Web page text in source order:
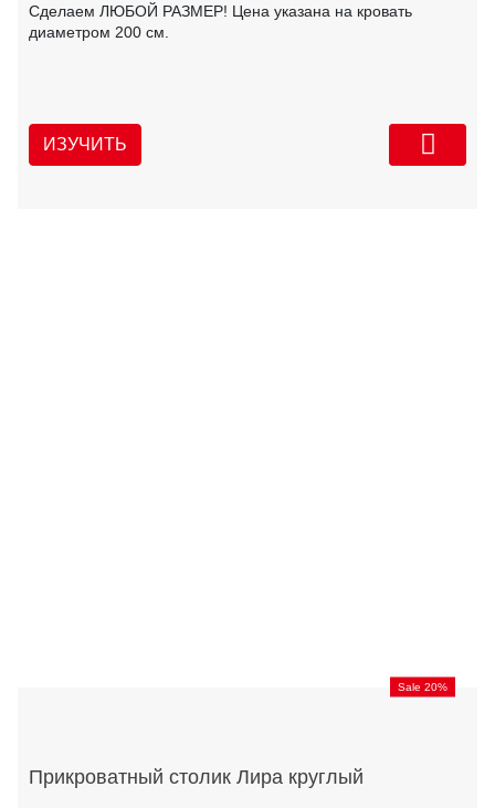
Сделаем ЛЮБОЙ РАЗМЕР! Цена указана на кровать
диаметром 200 см.
ИЗУЧИТЬ
Sale 20%
Прикроватный столик Лира круглый